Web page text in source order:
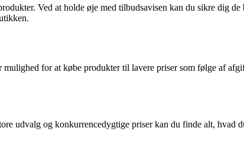
Ved at holde øje med tilbudsavisen kan du sikre dig
for at købe produkter til lavere priser som følge af
udvalg og konkurrencedygtige priser kan du finde alt, hvad